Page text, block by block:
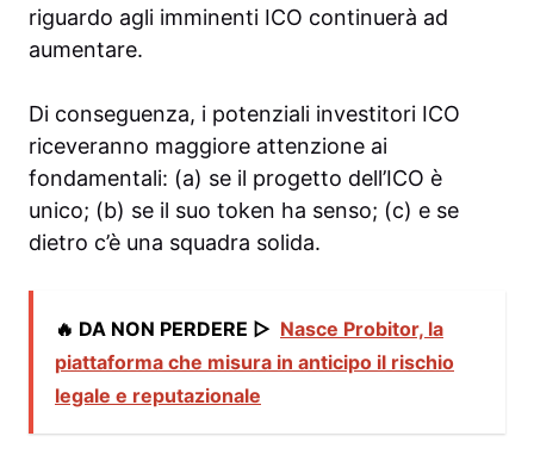
riguardo agli imminenti ICO continuerà ad
aumentare.
Di conseguenza, i potenziali investitori ICO
riceveranno maggiore attenzione ai
fondamentali: (a) se il progetto dell’ICO è
unico; (b) se il suo token ha senso; (c) e se
dietro c’è una squadra solida.
🔥 DA NON PERDERE ▷ Nasce Probitor, la
piattaforma che misura in anticipo il rischio
legale e reputazionale